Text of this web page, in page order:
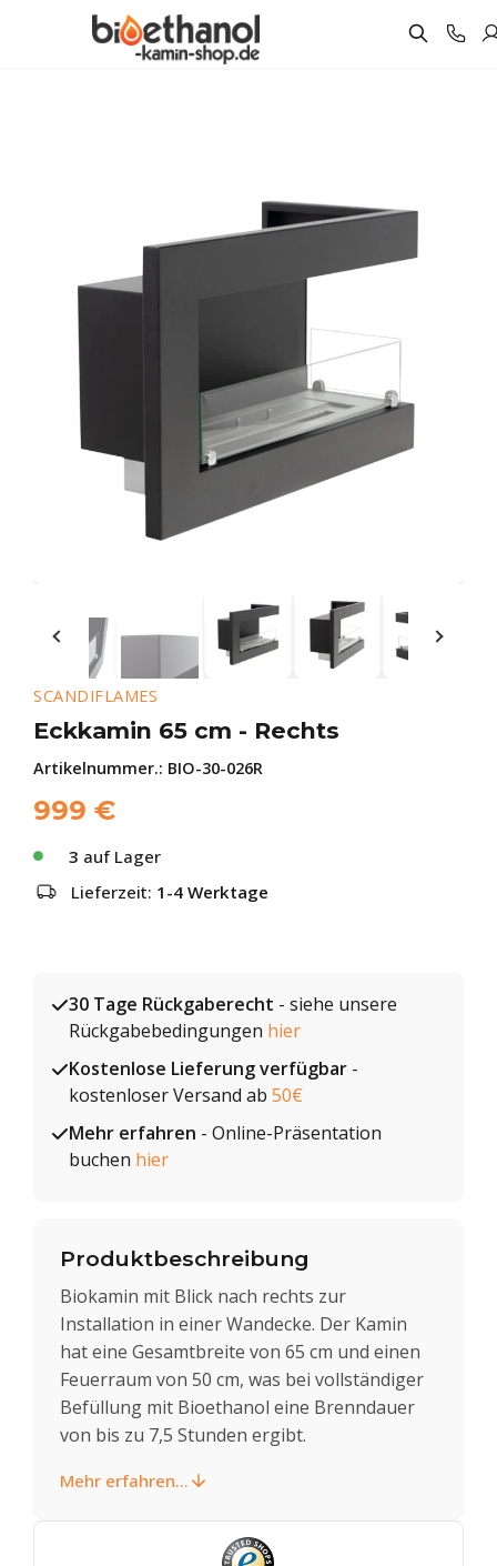
SCANDIFLAMES
Eckkamin 65 cm - Rechts
Artikelnummer.: BIO-30-026R
999 €
3 auf Lager
Lieferzeit: 1-4 Werktage
30 Tage Rückgaberecht - siehe unsere
Rückgabebedingungen hier
Kostenlose Lieferung verfügbar -
kostenloser Versand ab 50€
Mehr erfahren - Online-Präsentation
buchen hier
Produktbeschreibung
Biokamin mit Blick nach rechts zur
Installation in einer Wandecke. Der Kamin
hat eine Gesamtbreite von 65 cm und einen
Feuerraum von 50 cm, was bei vollständiger
Befüllung mit Bioethanol eine Brenndauer
von bis zu 7,5 Stunden ergibt.
Mehr erfahren...